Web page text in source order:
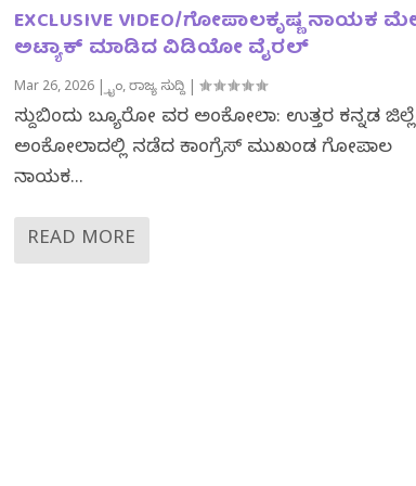
EXCLUSIVE VIDEO/ಗೋಪಾಲಕೃಷ್ಣ ನಾಯಕ
ಅಟ್ಯಾಕ್ ಮಾಡಿದ ವಿಡಿಯೋ ವೈರಲ್
Mar 26, 2026|ಕ್ರೈಂ,ರಾಜ್ಯ ಸುದ್ದಿ|
ಸುದ್ದಿಬಿಂದು ಬ್ಯೂರೋ ವರದಿ ಅಂಕೋಲಾ: ಉತ್ತರ ಕನ್ನಡ
ಅಂಕೋಲಾದಲ್ಲಿ ನಡೆದ ಕಾಂಗ್ರೆಸ್ ಮುಖಂಡ ಗೋಪಾಲ
ನಾಯಕ...
READ MORE